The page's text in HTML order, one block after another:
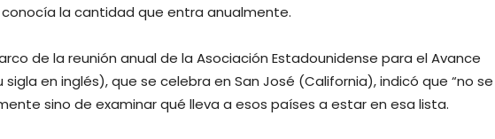
la cantidad que entra anualmente.
de la reunión anual de la Asociación Estadounidense para el Avance
sigla en inglés), que se celebra en San José (California), indicó que “no se
sino de examinar qué lleva a esos países a estar en esa lista.